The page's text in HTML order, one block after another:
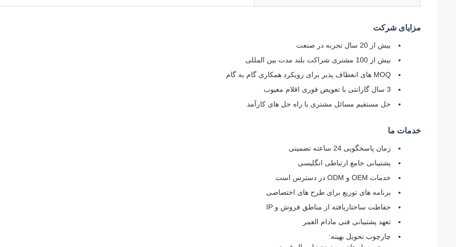
مزایای شرکت
بیش از 20 سال تجربه در صنعت
بیش از 100 مشتری شراکت بلند مدت بین المللی
MOQ های انعطاف پذیر برای رویکرد همکاری گام به گام
3 سال گارانتی با تعویض فوری اقلام معیوب
حل مستقیم مسائل مشتری با راه حل های کارآمد
خدمات ما
زمان پاسخگویی 24 ساعته تضمینی
پشتیبانی جامع ارتباطی انگلیسی
خدمات OEM و ODM در دسترس است
برنامه های توزیع برای طرح های اختصاصی
حفاظت ساختاریافته از مناطق فروش و IP
تعهد پشتیبانی فنی مادام العمر
چارچوب تحویل بهینه: